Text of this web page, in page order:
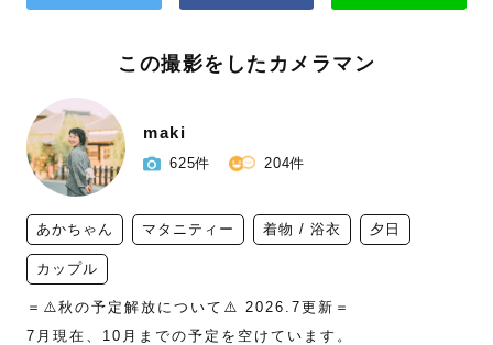
この撮影をしたカメラマン
maki
625件 204件
あかちゃん マタニティー 着物 / 浴衣 夕日
カップル
＝⚠️秋の予定解放について⚠️ 2026.7更新＝
7月現在、10月までの予定を空けています。